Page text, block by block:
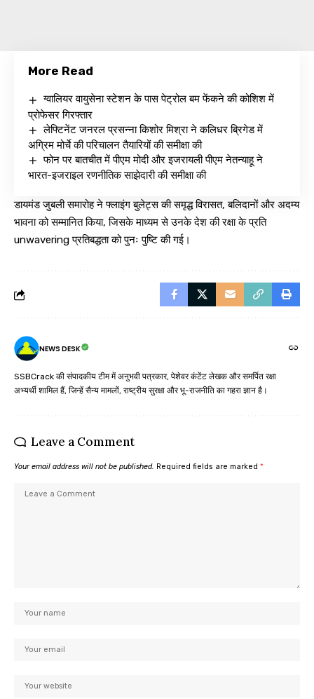
More Read
ग्वालियर वायुसेना स्टेशन के पास पेट्रोल बम फेंकने की कोशिश में
प्रोफेसर गिरफ्तार
लेफ्टिनेंट जनरल प्रसन्ना किशोर मिश्रा ने कलिधर ब्रिगेड में
अग्रिम मोर्चे की परिचालन तैयारियों की समीक्षा की
फोन पर बातचीत में पीएम मोदी और इजरायली पीएम नेतन्याहू ने
भारत-इजराइल रणनीतिक साझेदारी की समीक्षा की
डायमंड जुबली समारोह ने फ्लाइंग बुलेट्स की समृद्ध विरासत, बलिदानों और अदम्य
भावना को सम्मानित किया, जिसके माध्यम से उनके देश की रक्षा के प्रति
unwavering प्रतिबद्धता को पुनः पुष्टि की गई।
NEWS DESK
SSBCrack की संपादकीय टीम में अनुभवी पत्रकार, पेशेवर कंटेंट लेखक और समर्पित रक्षा
अभ्यर्थी शामिल हैं, जिन्हें सैन्य मामलों, राष्ट्रीय सुरक्षा और भू-राजनीति का गहरा ज्ञान है।
Leave a Comment
Your email address will not be published. Required fields are marked *